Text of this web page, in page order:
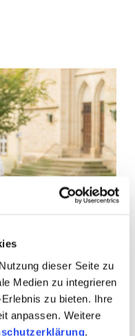
dieser Seite zu
Medien zu integrieren
zu bieten. Ihre
anpassen. Weitere
.